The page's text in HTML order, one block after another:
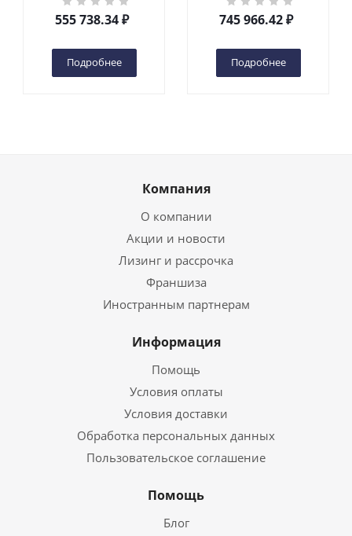
DC 2-мачтовый
(автономный) (G) в
555 738.34₽
Подробнее
200S DC 2-мачтовый
(автономный) (N) в
745 966.42₽
Подробнее
Компания
О компании
Акции и новости
Лизинг и рассрочка
Франшиза
Иностранным партнерам
Информация
Помощь
Условия оплаты
Условия доставки
Обработка персональных данных
Пользовательское соглашение
Помощь
Блог